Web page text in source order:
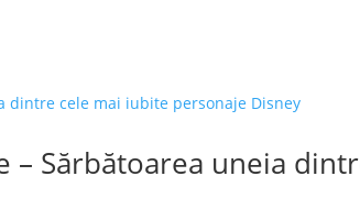
– Sărbătoarea uneia